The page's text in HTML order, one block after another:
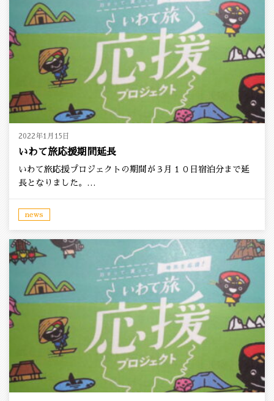
2022年1月15日
いわて旅応援期間延長
いわて旅応援プロジェクトの期間が３月１０日宿泊分まで延
長となりました。…
news